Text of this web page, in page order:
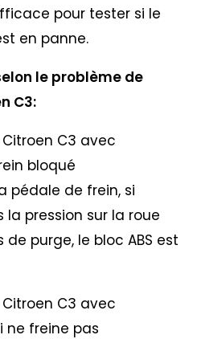
pour tester si le
en panne.
le problème de
C3:
C3 avec
bloqué
pédale de frein, si
la pression sur la roue
purge, le bloc ABS est
C3 avec
ne freine pas